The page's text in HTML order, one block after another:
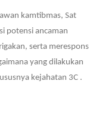
kamtibmas, Sat
potensi ancaman
serta merespons
yang dilakukan
kejahatan 3C .